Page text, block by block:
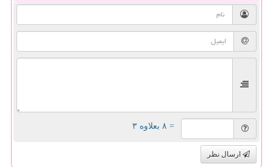
= ۸ بعلاوه ۳
ارسال نظر